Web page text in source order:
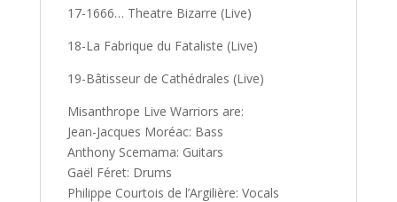
17-1666… Theatre Bizarre (Live)
18-La Fabrique du Fataliste (Live)
19-Bâtisseur de Cathédrales (Live)
Misanthrope Live Warriors are:
Jean-Jacques Moréac: Bass
Anthony Scemama: Guitars
Gaël Féret: Drums
Philippe Courtois de l’Argilière: Vocals